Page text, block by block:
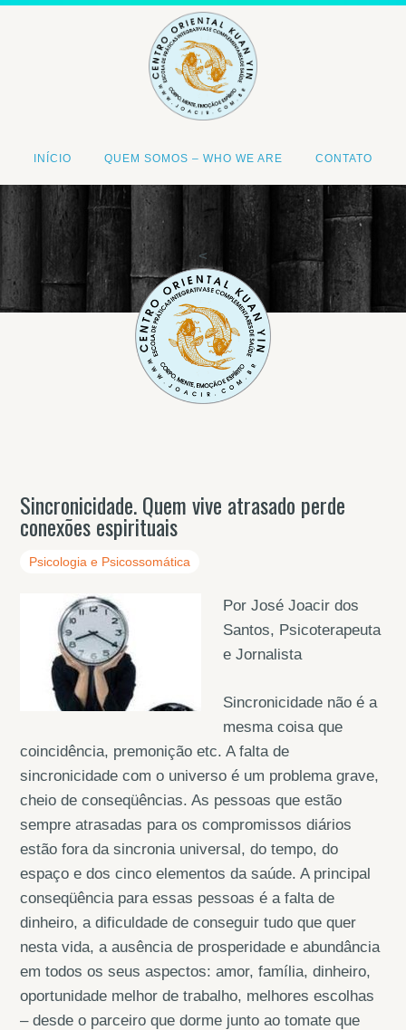
INÍCIO QUEM SOMOS – WHO WE ARE CONTATO
<
Sincronicidade. Quem vive atrasado perde
conexões espirituais
Psicologia e Psicossomática
Por José Joacir dos
Santos, Psicoterapeuta
e Jornalista
Sincronicidade não é a
mesma coisa que
coincidência, premonição etc. A falta de
sincronicidade com o universo é um problema grave,
cheio de conseqüências. As pessoas que estão
sempre atrasadas para os compromissos diários
estão fora da sincronia universal, do tempo, do
espaço e dos cinco elementos da saúde. A principal
conseqüência para essas pessoas é a falta de
dinheiro, a dificuldade de conseguir tudo que quer
nesta vida, a ausência de prosperidade e abundância
em todos os seus aspectos: amor, família, dinheiro,
oportunidade melhor de trabalho, melhores escolhas
– desde o parceiro que dorme junto ao tomate que